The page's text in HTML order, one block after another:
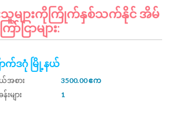
သူများကိုကြိုက်နှစ်သက်နိုင် အိမ်
ာ်ငြာများ:
ာက်ဒဂုံ မြို့နယ်
အစား
3500.00 ဧက
းများ
1